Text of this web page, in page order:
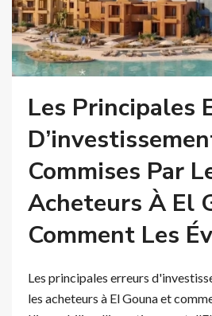
Les Principales
Commises Par
Acheteurs À El
Comment Les
Les principales erreurs
les acheteurs à El Gouna et